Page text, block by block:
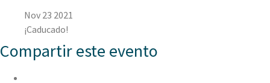
Nov 23 2021
¡Caducado!
Compartir este evento